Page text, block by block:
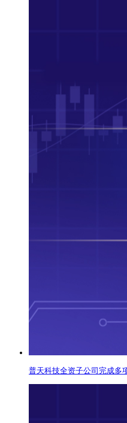
普天科技全资子公司完成多